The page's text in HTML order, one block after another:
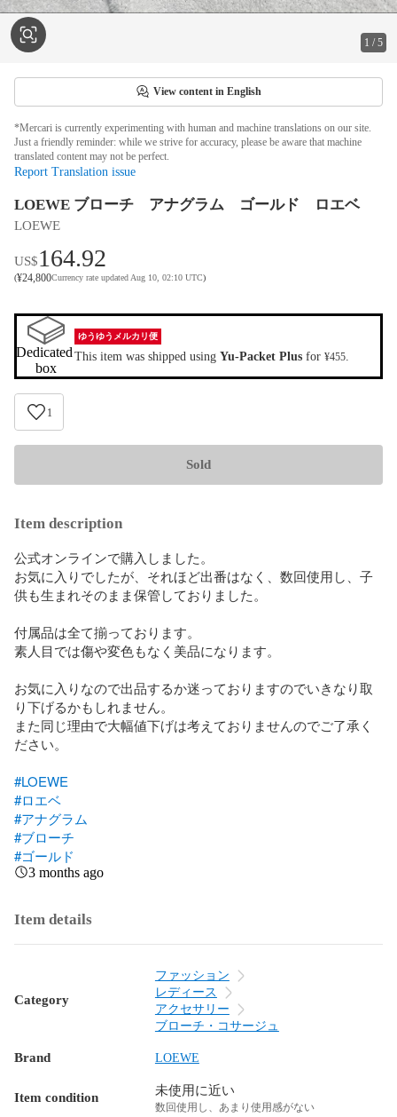
1 /5
View content in English
*Mercari is currently experimenting with human and machine translations on our site.
Just a friendly reminder: while we strive for accuracy, please be aware that machine
translated content may not be perfect.
Report Translation issue
LOEWE ブローチ アナグラム ゴールド ロエベ
LOEWE
US$164.92
(¥24,800Currency rate updated Aug 10, 02:10 UTC)
Dedicated
box
ゆうゆうメルカリ便
This item was shipped using Yu-Packet Plus for ¥455.
1
Sold
Item description
公式オンラインで購入しました。
お気に入りでしたが、それほど出番はなく、数回使用し、子
供も生まれそのまま保管しておりました。
付属品は全て揃っております。
素人目では傷や変色もなく美品になります。
お気に入りなので出品するか迷っておりますのでいきなり取
り下げるかもしれません。
また同じ理由で大幅値下げは考えておりませんのでご了承く
ださい。
#LOEWE
#ロエベ
#アナグラム
#ブローチ
#ゴールド
3 months ago
Item details
Category
ファッション
レディース
アクセサリー
ブローチ・コサージュ
Brand LOEWE
Item condition 未使用に近い
数回使用し、あまり使用感がない